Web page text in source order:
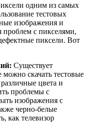
одним из самых
тестовых
изображения и
проблем с пикселями,
пиксели. Вот
Существует
можно скачать тестовые
цвета и
проблемы с
изображения с
черно-белые
как телевизор